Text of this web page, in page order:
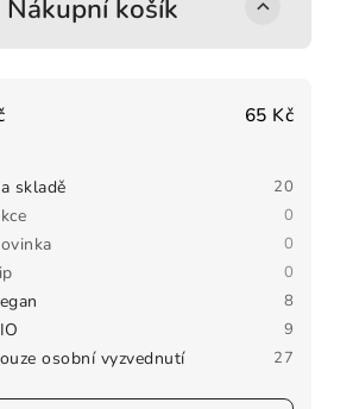
Nákupní košík
65 Kč
skladě 20
0
0
0
8
9
osobní vyzvednutí 27